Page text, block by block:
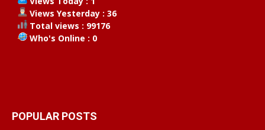
Views Yesterday : 36
Total views : 99176
Who's Online : 0
POPULAR POSTS